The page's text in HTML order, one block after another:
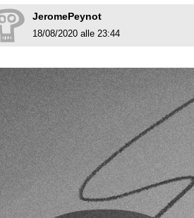
JeromePeynot
18/08/2020 alle 23:44